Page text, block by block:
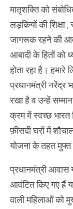
मातृशक्ति को
लड़कियों की शिक्षा
जागरूक रहने की
आबादी के हितों
होता रहा है। हमारे
प्रधानमंत्री नरेंद्र
रखा है व उन्हें
क्रम में स्वच्छ भारत
फ़ीसदी घरों में
योजना के तहत मुफ्त
प्रधानमंत्री आवास
आवंटित किए गए हैं
वाली महिलाओं को